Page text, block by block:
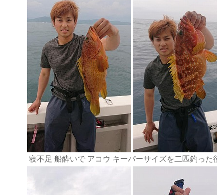
寝不足 船酔いで アコウ キーパーサイズを二匹釣っ